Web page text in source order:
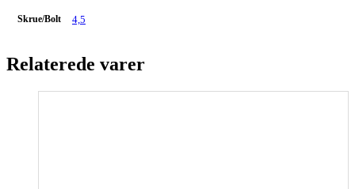
Skrue/Bolt 4,5
Relaterede varer